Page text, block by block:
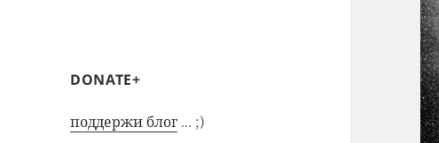
DONATE+
поддержи блог ... ;)